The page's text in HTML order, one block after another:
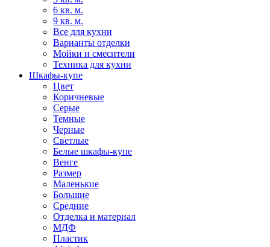
6 кв. м.
9 кв. м.
Все для кухни
Варианты отделки
Мойки и смесители
Техника для кухни
Шкафы-купе
Цвет
Коричневые
Серые
Темные
Черные
Светлые
Белые шкафы-купе
Венге
Размер
Маленькие
Большие
Средние
Отделка и материал
МДФ
Пластик